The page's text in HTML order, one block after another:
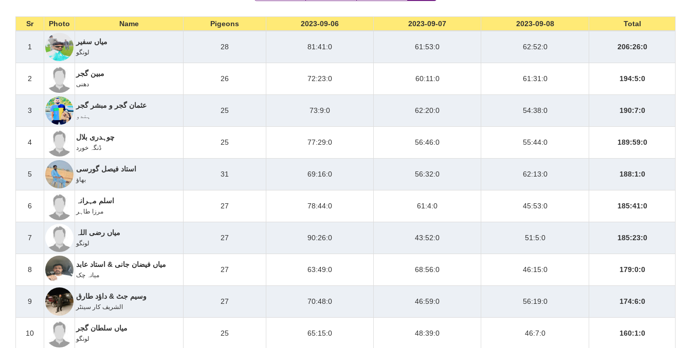
Sr Photo Name Pigeons 2023-09-06 2023-09-07 2023-09-08 Total
1
میاں سفیر
لونگو
28 81:41:0 61:53:0 62:52:0 206:26:0
2
مبین گجر
دھنی
26 72:23:0 60:11:0 61:31:0 194:5:0
3
عثمان گجر و مبشر گجر
ہندو
25 73:9:0 62:20:0 54:38:0 190:7:0
4
چوہدری بلال
ڈنگہ خورد
25 77:29:0 56:46:0 55:44:0 189:59:0
5
استاد فیصل گورسی
بھاؤ
31 69:16:0 56:32:0 62:13:0 188:1:0
6
اسلم مہرانہ
مرزا طاہر
27 78:44:0 61:4:0 45:53:0 185:41:0
7
میاں رضی اللہ
لونگو
27 90:26:0 43:52:0 51:5:0 185:23:0
8
میاں فیضان جانی & استاد عابد
میانہ چک
27 63:49:0 68:56:0 46:15:0 179:0:0
9
وسیم جٹ & داؤد طارق
الشریف کار سینٹر
27 70:48:0 46:59:0 56:19:0 174:6:0
10
میاں سلطان گجر
لونگو
25 65:15:0 48:39:0 46:7:0 160:1:0